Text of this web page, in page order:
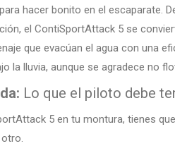
hacer bonito en el escaparate.
el ContiSportAttack 5 se
que evacúan el agua con una
la lluvia, aunque se agradece no
Lo que el piloto debe
5 en tu montura, tienes